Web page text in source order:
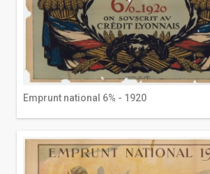
Emprunt national 6% - 1920